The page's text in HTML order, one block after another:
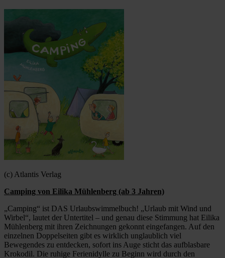
(c) Atlantis Verlag
Camping von Eilika Mühlenberg (ab 3 Jahren)
„Camping“ ist DAS Urlaubswimmelbuch! „Urlaub mit Wind und
Wirbel“, lautet der Untertitel – und genau diese Stimmung hat Eilika
Mühlenberg mit ihren Zeichnungen gekonnt eingefangen. Auf den
einzelnen Doppelseiten gibt es wirklich unglaublich viel
Bewegendes zu entdecken, sofort ins Auge sticht das aufblasbare
Krokodil. Die ruhige Ferienidylle zu Beginn wird durch den